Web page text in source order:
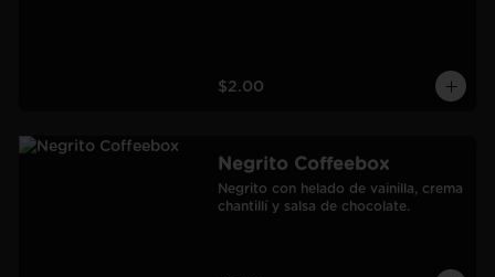
$2.00
Negrito Coffeebox
Negrito con helado de vainilla, crema
chantillí y salsa de chocolate.